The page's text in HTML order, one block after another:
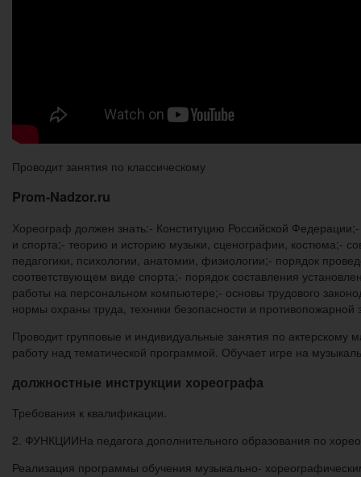
Проводит занятия по классическому
Prom-Nadzor.ru
Хореограф должен знать:- Конституцию Российской
и спорта;- теорию и историю музыки, сценографии, костюма;-
педагогики, психологии, анатомии, физиологии;- порядок
соответствующем виде спорта;- порядок составления
работы на персональном компьютере;- основы трудового
нормы охраны труда, техники безопасности и
Проводит групповые и индивидуальные занятия по актерскому
работу над тематической программой. Обучает игре на
должностные инструкции хореографа
Требования к квалификации.
2. ФУНКЦИИНа педагога дополнительного образования по
Реализация программы обучения музыкально-